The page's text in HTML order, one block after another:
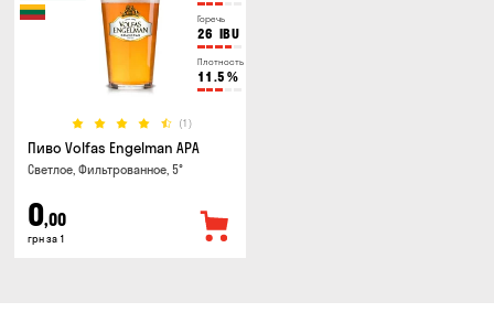
Горечь
26 IBU
Плотность
11.5 %
(1)
Пиво Volfas Engelman APA
Светлое, Фильтрованное, 5°
0,00
грн за 1